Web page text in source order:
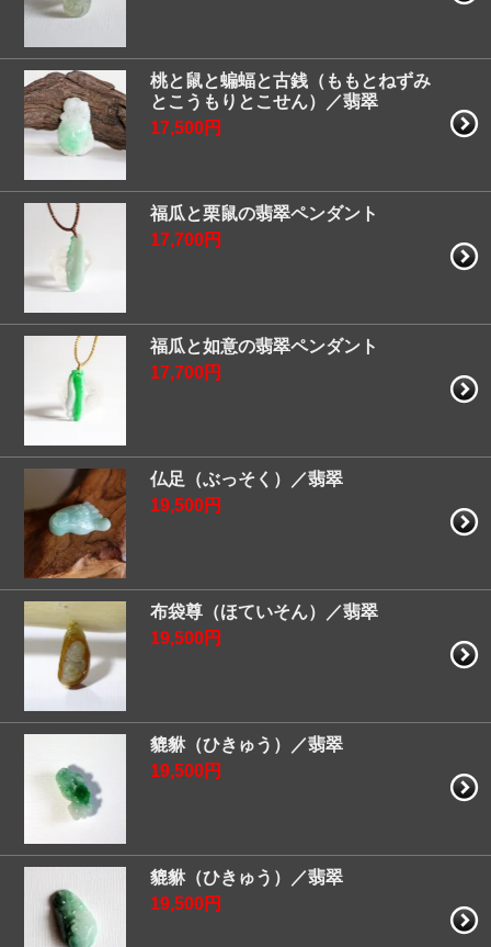
桃と鼠と蝙蝠と古銭（ももとねずみ
とこうもりとこせん）／翡翠
17,500円
福瓜と栗鼠の翡翠ペンダント
17,700円
福瓜と如意の翡翠ペンダント
17,700円
仏足（ぶっそく）／翡翠
19,500円
布袋尊（ほていそん）／翡翠
19,500円
貔貅（ひきゅう）／翡翠
19,500円
貔貅（ひきゅう）／翡翠
19,500円